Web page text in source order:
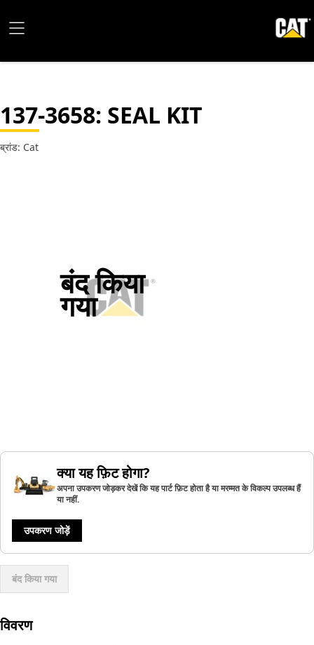
137-3658: SEAL KIT
ब्रांड: Cat
बंद किया
गया
क्या यह फ़िट होगा?
अपना उपकरण जोड़कर देखें कि यह पार्ट फ़िट होता है या मरम्मत के विकल्प उपलब्ध हैं
या नहीं.
उपकरण जोड़ें
बंद किया गया
विवरण